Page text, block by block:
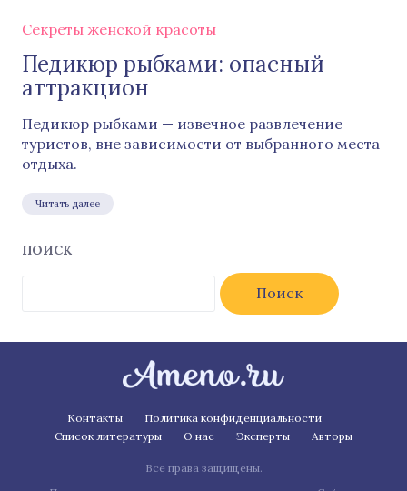
Секреты женской красоты
Педикюр рыбками: опасный
аттракцион
Педикюр рыбками — извечное развлечение
туристов, вне зависимости от выбранного места
отдыха.
Читать далее
ПОИСК
Контакты
Политика конфиденциальности
Список литературы
О нас Эксперты Авторы
Все права защищены.